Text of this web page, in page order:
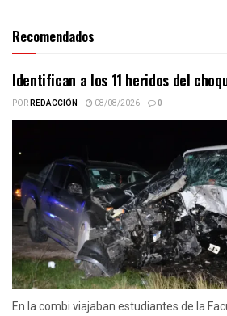
Recomendados
Identifican a los 11 heridos del
PORREDACCIÓN 08/08/2026 0
En la combi viajaban estudiantes de la